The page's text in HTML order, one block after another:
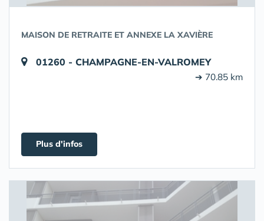
MAISON DE RETRAITE ET ANNEXE LA XAVIÈRE
01260 - CHAMPAGNE-EN-VALROMEY
➔ 70.85 km
Plus d'infos